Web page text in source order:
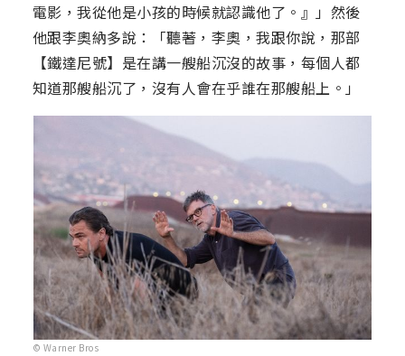
電影，我從他是小孩的時候就認識他了。』」然後
他跟李奧納多說：「聽著，李奧，我跟你說，那部
【鐵達尼號】是在講一艘船沉沒的故事，每個人都
知道那艘船沉了，沒有人會在乎誰在那艘船上。」
© Warner Bros